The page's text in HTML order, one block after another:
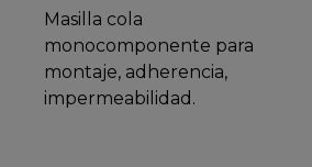
Masilla cola
monocomponente para
montaje, adherencia,
impermeabilidad.